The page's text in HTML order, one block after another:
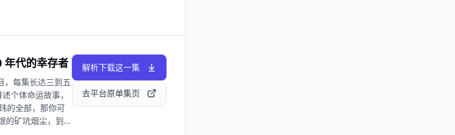
时候意识到自己
想要死在火星 欢
，都被生活的重
天空下，总有些
家》，角色和文
。 《罗永浩的十
双雪涛。 【你将
摄趣闻 00:59:46
重复演出
02:30:35推荐电
年代的幸存者
，每集长达三到五
个体命运故事，
的全部，那你可
的矿坑烟尘，到广
解析下载这一集
去平台原单集页